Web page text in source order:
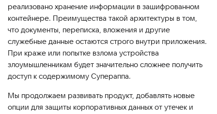
реализовано хранение информации в зашифрованном
контейнере. Преимущества такой архитектуры в том,
что документы, переписка, вложения и другие
служебные данные остаются строго внутри приложения.
При краже или попытке взлома устройства
злоумышленникам будет значительно сложнее получить
доступ к содержимому Супераппа.
Мы продолжаем развивать продукт, добавлять новые
опции для защиты корпоративных данных от утечек и